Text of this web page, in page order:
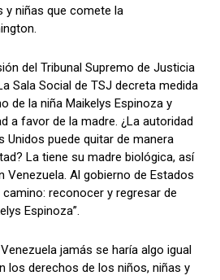
y niñas que comete la
del Tribunal Supremo de Justicia
Sala Social de TSJ decreta medida
de la niña Maikelys Espinoza y
a favor de la madre. ¿La autoridad
Unidos puede quitar de manera
La tiene su madre biológica, así
Venezuela. Al gobierno de Estados
reconocer y regresar de
Espinoza”.
jamás se haría algo igual
los derechos de los niños, niñas y